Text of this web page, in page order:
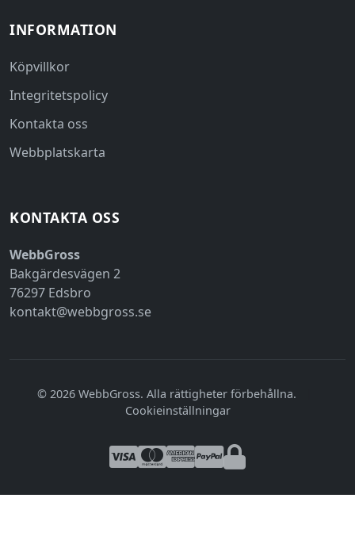
INFORMATION
Köpvillkor
Integritetspolicy
Kontakta oss
Webbplatskarta
KONTAKTA OSS
WebbGross
Bakgärdesvägen 2
76297 Edsbro
kontakt@webbgross.se
© 2026 WebbGross. Alla rättigheter förbehållna.
Cookieinställningar